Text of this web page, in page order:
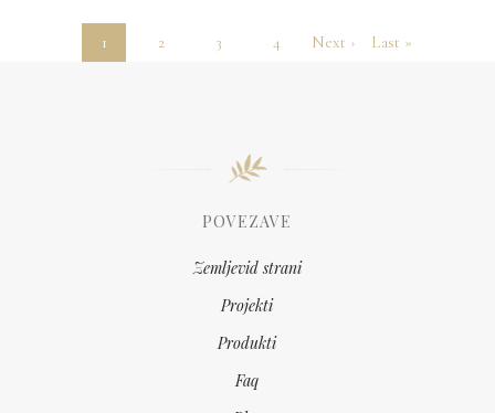
1 2 3 4 Next › Last »
POVEZAVE
Zemljevid strani
Projekti
Produkti
Faq